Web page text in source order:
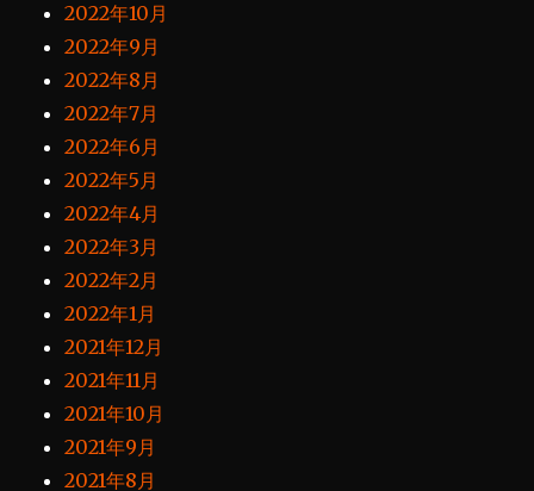
2022年10月
2022年9月
2022年8月
2022年7月
2022年6月
2022年5月
2022年4月
2022年3月
2022年2月
2022年1月
2021年12月
2021年11月
2021年10月
2021年9月
2021年8月